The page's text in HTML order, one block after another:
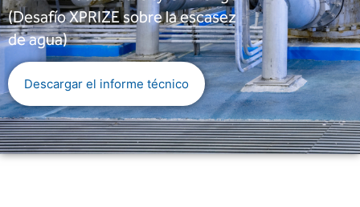
(Desafío XPRIZE sobre la escasez
de agua)
Descargar el informe técnico